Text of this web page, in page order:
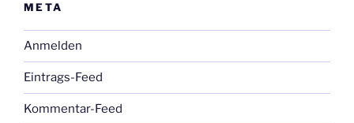
META
Anmelden
Eintrags-Feed
Kommentar-Feed